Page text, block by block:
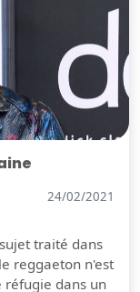
24/02/2021
traité dans
reggaeton n'est
réfugie dans un